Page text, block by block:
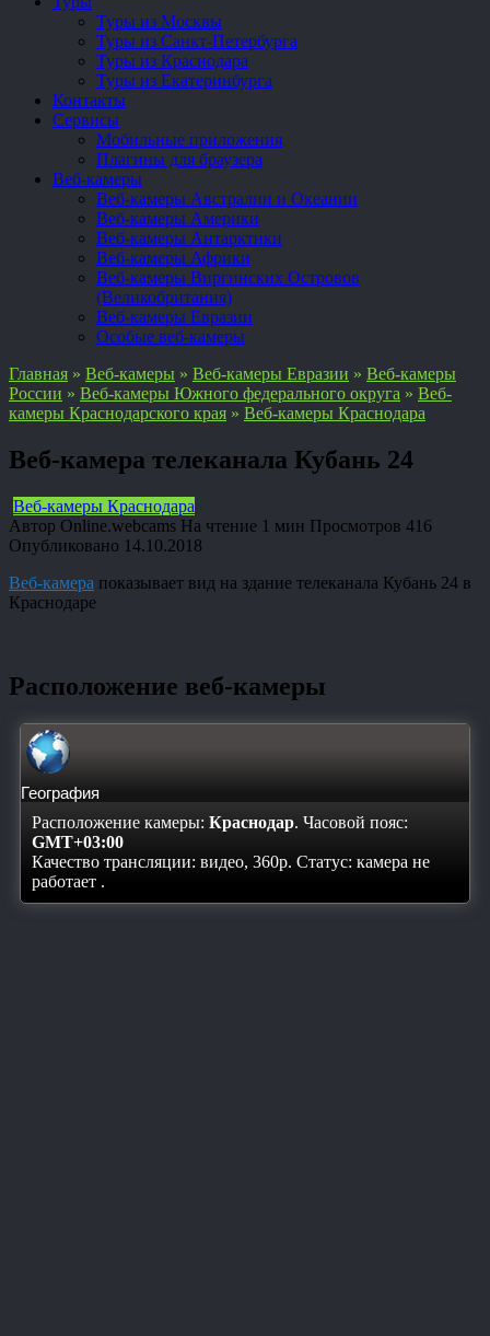
Туры из Москвы
Туры из Санкт-Петербурга
Туры из Краснодара
Туры из Екатеринбурга
Контакты
Сервисы
Мобильные приложения
Плагины для браузера
Веб-камеры
Веб-камеры Австралии и Океании
Веб-камеры Америки
Веб-камеры Антарктики
Веб-камеры Африки
Веб-камеры Виргинских Островов
(Великобритания)
Веб-камеры Евразии
Особые веб-камеры
Главная » Веб-камеры » Веб-камеры Евразии » Веб-камеры
России » Веб-камеры Южного федерального округа » Веб-
камеры Краснодарского края » Веб-камеры Краснодара
Веб-камера телеканала Кубань 24
Веб-камеры Краснодара
Автор Online.webcams На чтение 1 мин Просмотров 416
Опубликовано 14.10.2018
Веб-камера показывает вид на здание телеканала Кубань 24 в
Краснодаре
Расположение веб-камеры
География
Расположение камеры: Краснодар. Часовой пояс:
GMT+03:00
Качество трансляции: видео, 360p. Статус: камера не
работает .